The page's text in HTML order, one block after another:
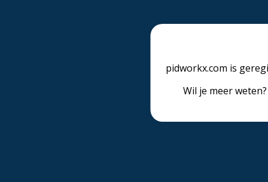
pidworkx.com is
Wil je meer